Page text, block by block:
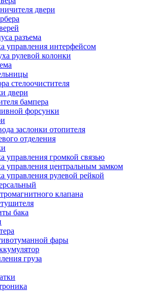
двери
разъема
управления интерфейсом
рулевой колонки
стелоочистителя
двери
бампера
форсунки
заслонки отопителя
отделения
управления громкой связью
управления центральным замком
управления рулевой рейкой
клапана
бака
фары
груза